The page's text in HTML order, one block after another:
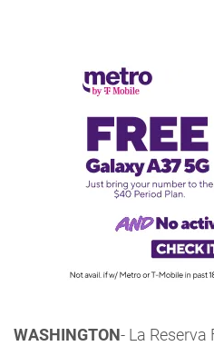
WASHINGTON- La Reserva